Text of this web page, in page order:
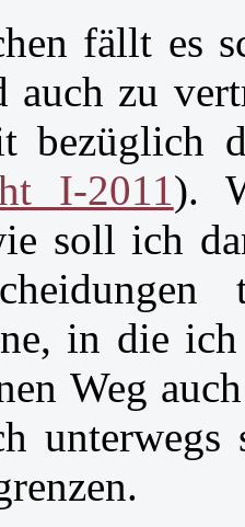
fällt es
auch zu
bezüglich
I-2011 ).
soll ich
in die
Weg
unterwegs